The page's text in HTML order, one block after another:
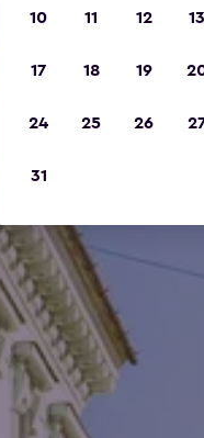
10 11 12 13
17 18 19
24 25 26
31